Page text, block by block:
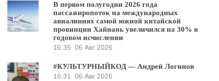
В первом полугодии 2026 года
пассажиропоток на международных
авиалиниях самой южной китайской
провинции Хайнань увеличился на 30% в
годовом исчислении
16:35 06 Авг 2026
#КУЛЬТУРНЫЙКОД — Андрей Логинов
16:31
06 Авг 2026